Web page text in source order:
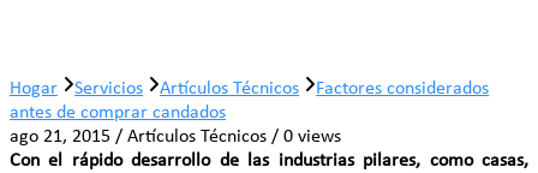
Hogar Servicios Artículos Técnicos
Factores considerados
antes de comprar candados
ago 21, 2015 / Artículos Técnicos / 0 views
Con el rápido desarrollo de las industrias pilares, como casas,